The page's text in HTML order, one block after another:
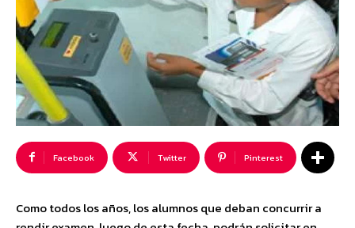
Facebook Twitter Pinterest
Como todos los años, los alumnos que deban concurrir a